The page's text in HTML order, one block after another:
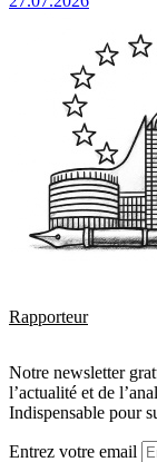
Rapporteur
Notre newsletter
l’actualité et de
Indispensable pour
Entrez votre email